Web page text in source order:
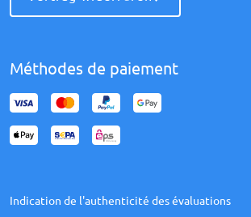
Méthodes de paiement
Indication de l'authenticité des évaluations